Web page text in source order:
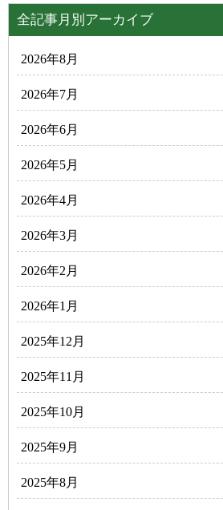
全記事月別アーカイブ
2026年8月
2026年7月
2026年6月
2026年5月
2026年4月
2026年3月
2026年2月
2026年1月
2025年12月
2025年11月
2025年10月
2025年9月
2025年8月